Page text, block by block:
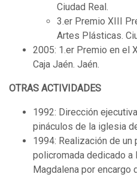
Ciudad Real.
3.er Premio XIII
Artes Plásticas.
2005: 1.er Premio en el
Caja Jaén. Jaén.
OTRAS ACTIVIDADES
1992: Dirección
pináculos de la iglesia
1994: Realización de
policromada dedicado a
Magdalena por encargo